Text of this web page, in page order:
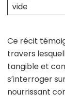
vide
Ce récit
travers
tangible et
s’interroger
nourrissant